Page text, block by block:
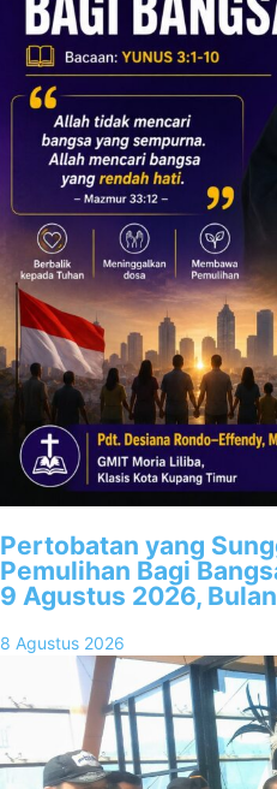
Pertobatan yang
Pemulihan Bagi
9 Agustus 2026,
8 Agustus 2026